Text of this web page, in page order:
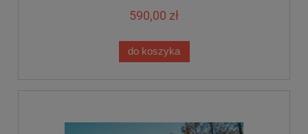
590,00 zł
do koszyka